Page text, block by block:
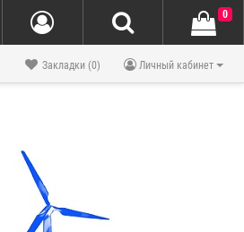
Личный кабинет
Закладки (0)
0